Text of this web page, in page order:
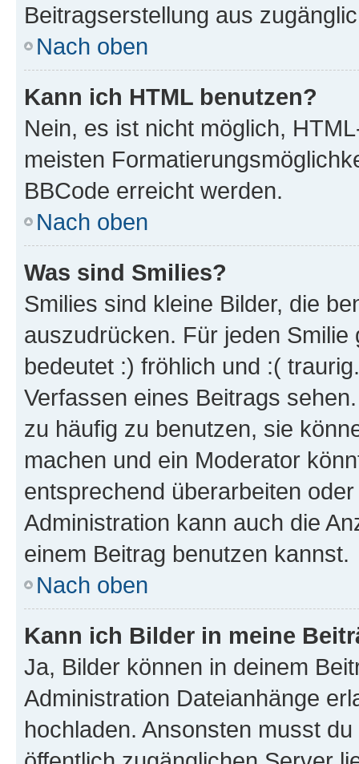
Beitragserstellung aus
Nach oben
Kann ich HTML benutzen?
Nein, es ist nicht möglich,
meisten
BBCode erreicht werden.
Nach oben
Was sind Smilies?
Smilies sind kleine Bilder, die
auszudrücken. Für jeden
bedeutet :) fröhlich und :(
Verfassen eines Beitrags
zu häufig zu benutzen, sie
machen und ein Moderator
entsprechend überarbeiten
Administration kann auch die
einem Beitrag benutzen kannst.
Nach oben
Kann ich Bilder in meine
Ja, Bilder können in deinem
Administration Dateianhänge
hochladen. Ansonsten musst